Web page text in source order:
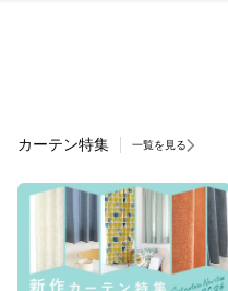
カーテン特集 一覧を見る